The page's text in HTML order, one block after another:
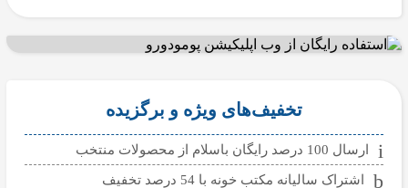
تخفیف‌های ویژه و برگزیده
ارسال 100 درصد رایگان باسلام از محصولات منتخب
اشتراک سالیانه مکتب خونه با 54 درصد تخفیف